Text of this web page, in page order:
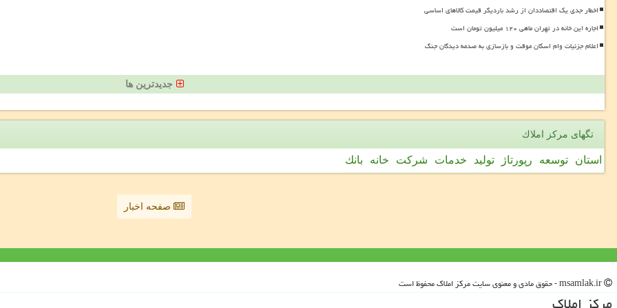
اخطار جدی یک اقتصاددان از رشد باردیگر قیمت کالاهای اساسی
اجاره این خانه در تهران ماهی ۱۲۰ میلیون تومان است
اعلام جزئیات وام اسکان موقت و بازسازی به صدمه دیدگان جنگ
جدیدترین ها
تگهای مركز املاك
استان توسعه رپورتاژ تولید خدمات شركت خانه بانك
صفحه اخبار